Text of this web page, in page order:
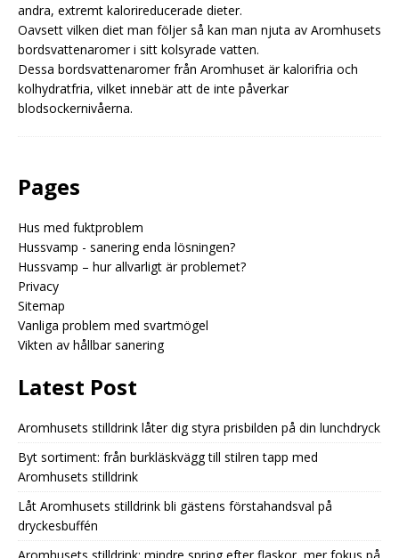
andra, extremt kalorireducerade dieter.
Oavsett vilken diet man följer så kan man njuta av Aromhusets
bordsvattenaromer i sitt kolsyrade vatten.
Dessa bordsvattenaromer från Aromhuset är kalorifria och
kolhydratfria, vilket innebär att de inte påverkar
blodsockernivåerna.
Pages
Hus med fuktproblem
Hussvamp - sanering enda lösningen?
Hussvamp – hur allvarligt är problemet?
Privacy
Sitemap
Vanliga problem med svartmögel
Vikten av hållbar sanering
Latest Post
Aromhusets stilldrink låter dig styra prisbilden på din lunchdryck
Byt sortiment: från burkläskvägg till stilren tapp med
Aromhusets stilldrink
Låt Aromhusets stilldrink bli gästens förstahandsval på
dryckesbuffén